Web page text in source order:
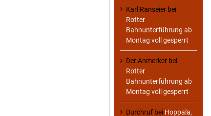
Karl Ranseier bei
Rotter
Bahnunterführung ab
Montag voll gesperrt
Der Anmerker bei
Rotter
Bahnunterführung ab
Montag voll gesperrt
Durchruf bei Hoppala,